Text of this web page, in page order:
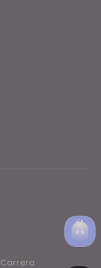
Carrera